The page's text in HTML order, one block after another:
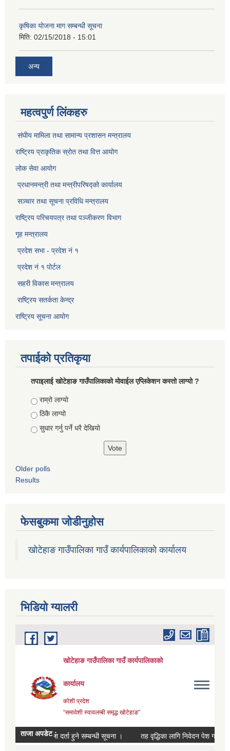
कृषिका योजना माग सम्बन्धी सूचना
मिति: 02/15/2018 - 15:01
अन्य
महत्वपुर्ण लिंकहरु
संघीय मामिला तथा सामान्य प्रशासन मन्त्रालय
राष्ट्रिय प्राकृतिक स्राेत तथा वित्त आयोग
लोक सेवा आयोग
प्रधानमन्त्री तथा मन्त्रीपरिषद्को कार्यालय
सञ्‍चार तथा सूचना प्रविधि मन्त्रालय
राष्ट्रिय परिचयपत्र तथा पञ्जीकरण विभाग​
गृह मन्त्रालय
प्रदेश सभा - प्रदेश नं १
प्रदेश नं १ पोर्टल
सहरी विकास मन्त्रालय
राष्ट्रिय सतर्कता केन्द्र
राष्ट्रिय सूचना आयोग
तपाईको प्रतिकृया
तपाइलाई खोटेहाङ गाउँपालिकाको माेवाईल एप्लिकेशन कस्तो लाग्यो ?
Choices
राम्रो लाग्यो
ठिकै लाग्यो
सुधार गर्नु पर्ने धरै देखियाे
Older polls
Results
फेसबुकमा जोडीनुहोस
खोटेहाङ गाउँपालिका गाउँ कार्यपालिकाको कार्यालय
भिडियाे ग्यालरी